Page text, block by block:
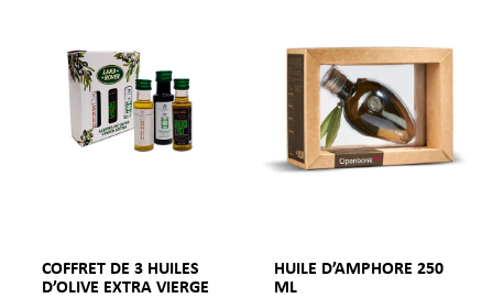
COFFRET DE 3 HUILES
D’OLIVE EXTRA VIERGE
HUILE D’AMPHORE 250
ML